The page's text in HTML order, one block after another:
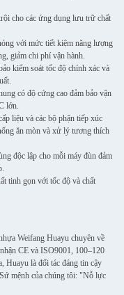
cho các ứng dụng lưu trữ chất
với mức tiết kiệm năng lượng
giảm chi phí vận hành.
kiểm soát tốc độ chính xác và
có độ cứng cao đảm bảo vận
lớn.
liệu và các bộ phận tiếp xúc
ăn mòn và xử lý tương thích
độc lập cho mỗi máy đùn đảm
tinh gọn với tốc độ và chất
Weifang Huayu chuyên về
CE và ISO9001, 100–120
Huayu là đối tác đáng tin cậy
mệnh của chúng tôi: "Nỗ lực